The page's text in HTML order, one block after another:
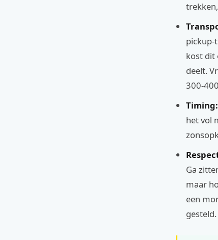
pickup-
kost dit
deelt.
300-
Timing:
het vol
Ga
maar
een
gesteld.